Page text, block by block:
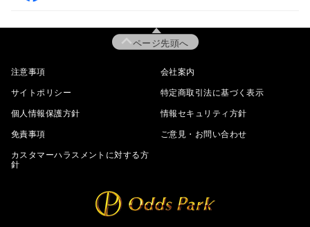
ページ先頭へ
注意事項
会社案内
サイトポリシー
特定商取引法に基づく表示
個人情報保護方針
情報セキュリティ方針
免責事項
ご意見・お問い合わせ
カスタマーハラスメントに対する方
針